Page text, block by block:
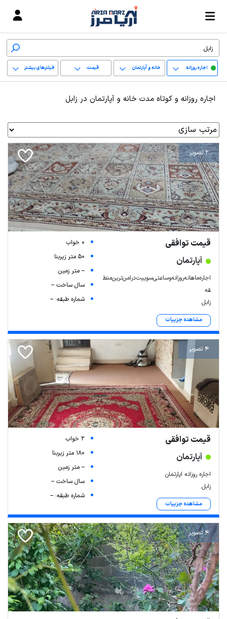
اجاره روزانه خانه و آپارتمان قیمت فیلترهای بیشتر
پاک کردن محدوده
انتخابی
اجاره روزانه و کوتاه مدت خانه و آپارتمان در زابل
2 تصویر
قیمت توافقی
آپارتمان
اجاره‌ماهانه‌روزانه‌وساعتی‌سوییت‌درامن‌ترین‌منط
قه‌
زابل
مشاهده جزییات
0 خواب
50 متر زیربنا
-- متر زمین
سال ساخت --
شماره طبقه: --
4 تصویر
قیمت توافقی
آپارتمان
اجاره روزانه اپارتمان
زابل
مشاهده جزییات
2 خواب
180 متر زیربنا
-- متر زمین
سال ساخت --
شماره طبقه: --
4 تصویر